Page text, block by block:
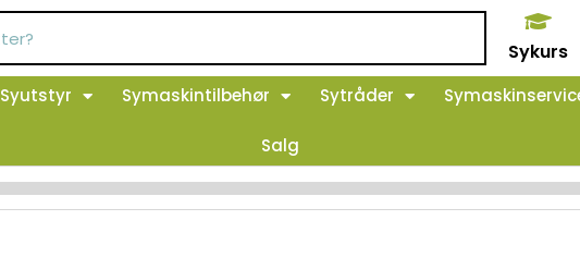
Sykurs
Syutstyr Symaskintilbehør Sytråder
Salg